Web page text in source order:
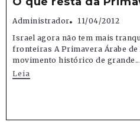
Administrador
11/04/2012
Israel agora não tem mais
fronteiras A Primavera Árabe de
movimento histórico de grande...
Leia